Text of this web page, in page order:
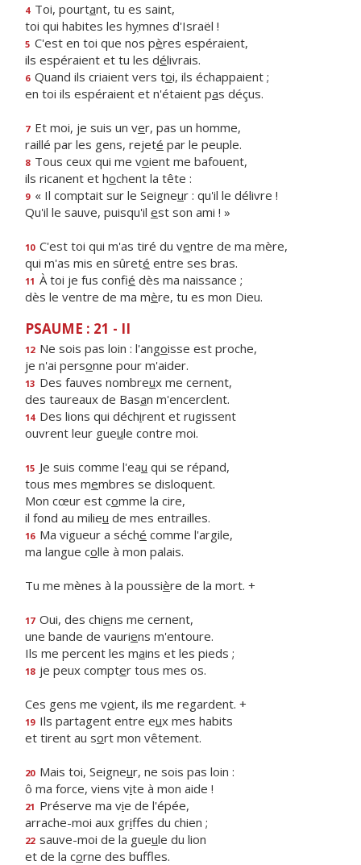
4 Toi, pourtant, tu es saint,
toi qui habites les hymnes d'Israël !
5 C'est en toi que nos pères espéraient,
ils espéraient et tu les délivrais.
6 Quand ils criaient vers toi, ils échappaient ;
en toi ils espéraient et n'étaient pas déçus.
7 Et moi, je suis un ver, pas un homme,
raillé par les gens, rejeté par le peuple.
8 Tous ceux qui me voient me bafouent,
ils ricanent et hochent la tête :
9 « Il comptait sur le Seigneur : qu'il le délivre !
Qu'il le sauve, puisqu'il est son ami ! »
10 C'est toi qui m'as tiré du ventre de ma mère,
qui m'as mis en sûreté entre ses bras.
11 À toi je fus confié dès ma naissance ;
dès le ventre de ma mère, tu es mon Dieu.
PSAUME : 21 - II
12 Ne sois pas loin : l'angoisse est proche,
je n'ai personne pour m'aider.
13 Des fauves nombreux me cernent,
des taureaux de Basan m'encerclent.
14 Des lions qui déchirent et rugissent
ouvrent leur gueule contre moi.
15 Je suis comme l'eau qui se répand,
tous mes membres se disloquent.
Mon cœur est comme la cire,
il fond au milieu de mes entrailles.
16 Ma vigueur a séché comme l'argile,
ma langue colle à mon palais.
Tu me mènes à la poussière de la mort. +
17 Oui, des chiens me cernent,
une bande de vauriens m'entoure.
Ils me percent les mains et les pieds ;
18 je peux compter tous mes os.
Ces gens me voient, ils me regardent. +
19 Ils partagent entre eux mes habits
et tirent au sort mon vêtement.
20 Mais toi, Seigneur, ne sois pas loin :
ô ma force, viens vite à mon aide !
21 Préserve ma vie de l'épée,
arrache-moi aux griffes du chien ;
22 sauve-moi de la gueule du lion
et de la corne des buffles.